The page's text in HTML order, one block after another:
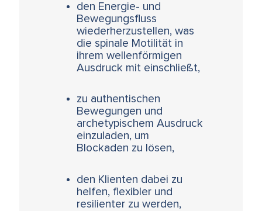
den Energie- und
Bewegungsfluss
wiederherzustellen, was
die spinale Motilität in
ihrem wellenförmigen
Ausdruck mit einschließt,
zu authentischen
Bewegungen und
archetypischem Ausdruck
einzuladen, um
Blockaden zu lösen,
den Klienten dabei zu
helfen, flexibler und
resilienter zu werden,